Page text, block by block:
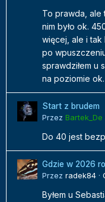
To prawda, ale
nim było ok.
więcej, ale i
po
sprawdziłem u
na poziomie
Start z brudem
Przez Bartek_De
Do 40 jest
Gdzie w 2026
Przez radek84 ·
Byłem u